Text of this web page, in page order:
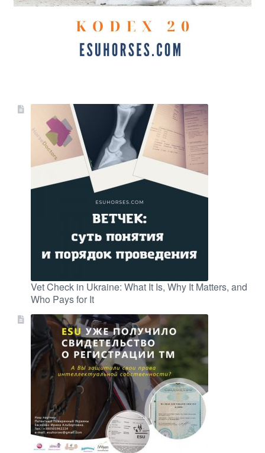
Vet Check in Ukraine: What It Is, Why It Matters, and
Who Pays for It